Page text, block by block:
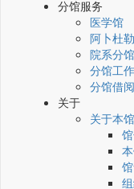
分馆服务
医学馆
阿卜杜
院系分馆
分馆工
分馆借
关于
关于本馆